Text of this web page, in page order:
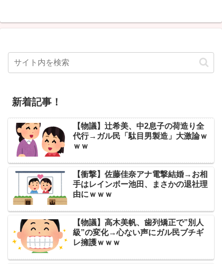
新着記事！
【物議】辻希美、中2息子の荷造り全
代行→ガル民「駄目男製造」大激論ｗ
ｗｗ
【衝撃】佐藤佳奈アナ電撃結婚→お相
手はレインボー池田、まさかの退社理
由にｗｗｗ
【物議】高木美帆、歯列矯正で”別人
級”の変化→心ない声にガル民ブチギ
レ擁護ｗｗｗ